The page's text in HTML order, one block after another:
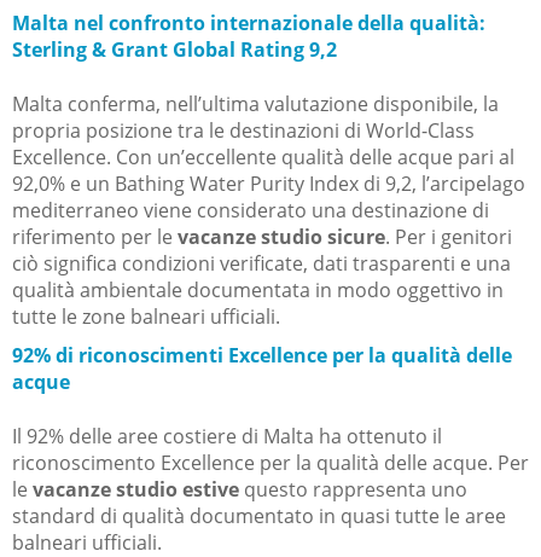
Malta nel confronto internazionale della qualità:
Sterling & Grant Global Rating 9,2
Malta conferma, nell’ultima valutazione disponibile, la
propria posizione tra le destinazioni di World-Class
Excellence. Con un’eccellente qualità delle acque pari al
92,0% e un Bathing Water Purity Index di 9,2, l’arcipelago
mediterraneo viene considerato una destinazione di
riferimento per le vacanze studio sicure. Per i genitori
ciò significa condizioni verificate, dati trasparenti e una
qualità ambientale documentata in modo oggettivo in
tutte le zone balneari ufficiali.
92% di riconoscimenti Excellence per la qualità delle
acque
Il 92% delle aree costiere di Malta ha ottenuto il
riconoscimento Excellence per la qualità delle acque. Per
le vacanze studio estive questo rappresenta uno
standard di qualità documentato in quasi tutte le aree
balneari ufficiali.